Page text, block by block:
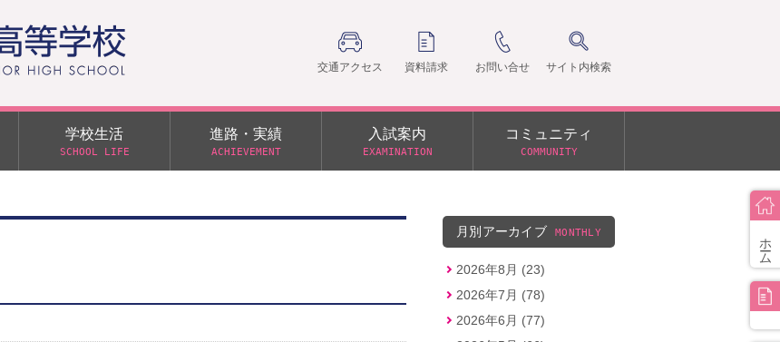
ホーム
交通アクセス 資料請求 お問い合せ サイト内検索
進学クラス（Tクラス）
ス）
学校生活
SCHOOL LIFE
進路・実績
ACHIEVEMENT
入試案内
EXAMINATION
７年度 学力判定テスト
コミュニティ
COMMUNITY
月別アーカイブ MONTHLY
2026年8月 (23)
2026年7月 (78)
2026年6月 (77)